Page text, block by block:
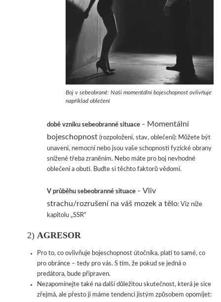
Boj v sebeobraně: Naši momentální bojeschopnost ovlivňuje
například oblečení
době vzniku sebeobranné situace – Momentální
bojeschopnost (rozpoložení, stav, oblečení): Můžete být
unavení, nemocní nebo jsou vaše schopnosti fyzické obrany
snížené třeba zraněním. Nebo máte pro boj nevhodné
oblečení a obutí. Buďte si těchto faktorů vědomi.
V průběhu sebeobranné situace – Vliv
strachu/rozrušení na váš mozek a tělo: Viz níže
kapitolu „SSR“
2) AGRESOR
Pro to, co ovlivňuje bojeschopnost útočníka, platí to samé, co
pro obránce – tedy pro vás. S tím, že pokud se jedná o
predátora, bude připraven.
Nezapomínejte také na další důležitou skutečnost, která je sice
zřejmá, ale přesto ji máme tendenci jistým způsobem opomíjet: